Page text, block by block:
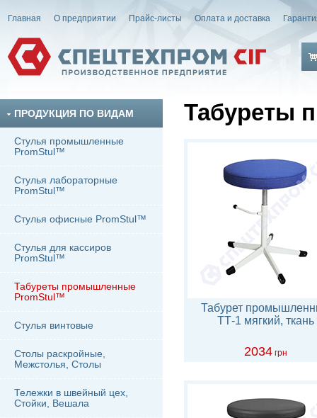
Главная О предприятии Прайс-листы Оплата и доставка
ПРОДУКЦИЯ ПО ВИДАМ
Стулья промышленные
PromStul™
Стулья лабораторные
PromStul™
Стулья офисные PromStul™
Стулья для кассиров
PromStul™
Табуреты промышленные
PromStul™
Стулья винтовые
Столы раскройные,
Межстолья, Столы
Тележки в швейный цех,
Стойки, Вешала
Табуреты
Табурет
ТТ-1 мягкий, ткань
2034 грн